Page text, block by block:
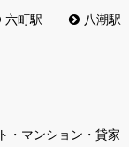
六町駅 八潮駅
・マンション・貸家